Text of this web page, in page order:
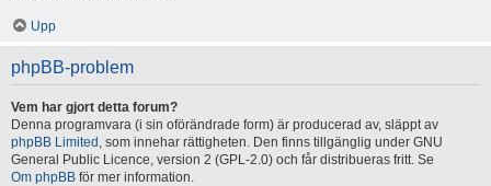
Upp
phpBB-problem
Vem har gjort detta forum?
Denna programvara (i sin oförändrade form) är producerad av, släppt av
phpBB Limited , som innehar rättigheten. Den finns tillgänglig under GNU
General Public Licence, version 2 (GPL-2.0) och får distribueras fritt. Se
Om phpBB för mer information.